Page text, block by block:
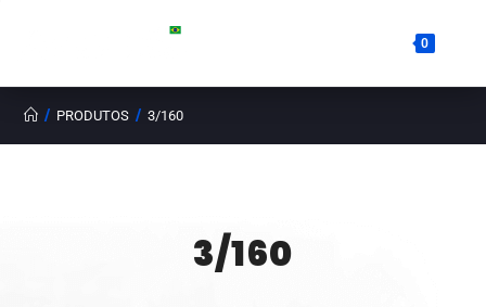
0
3/160
/ PRODUTOS / 3/160